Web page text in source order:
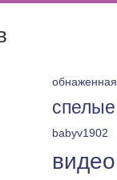
обнаженная
спелые
babyv1902
видео